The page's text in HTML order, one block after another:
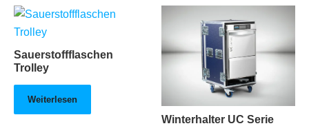
Sauerstoffflaschen
Trolley
Weiterlesen
Winterhalter UC Serie